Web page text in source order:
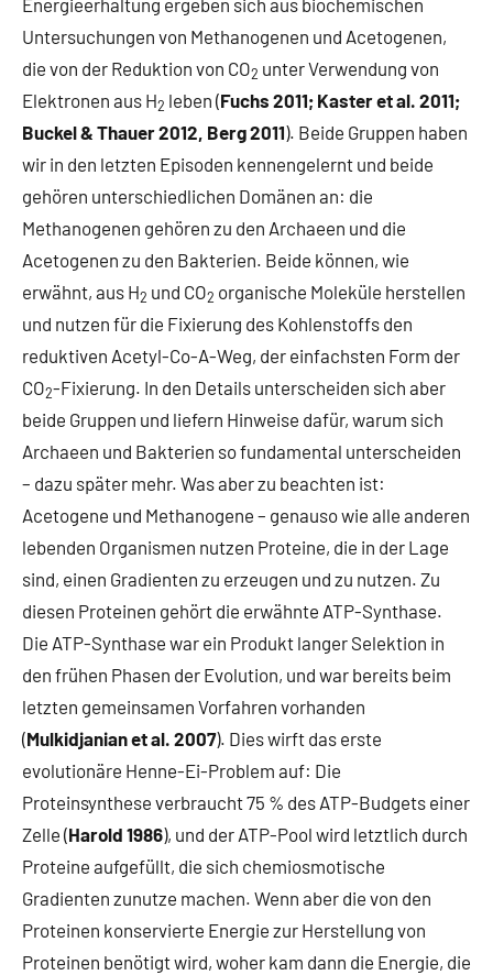
Energieerhaltung ergeben sich aus biochemischen
Untersuchungen von Methanogenen und Acetogenen,
die von der Reduktion von CO2 unter Verwendung von
Elektronen aus H2 leben (Fuchs 2011; Kaster et al. 2011;
Buckel & Thauer 2012, Berg 2011). Beide Gruppen haben
wir in den letzten Episoden kennengelernt und beide
gehören unterschiedlichen Domänen an: die
Methanogenen gehören zu den Archaeen und die
Acetogenen zu den Bakterien. Beide können, wie
erwähnt, aus H2 und CO2 organische Moleküle herstellen
und nutzen für die Fixierung des Kohlenstoffs den
reduktiven Acetyl-Co-A-Weg, der einfachsten Form der
CO2-Fixierung. In den Details unterscheiden sich aber
beide Gruppen und liefern Hinweise dafür, warum sich
Archaeen und Bakterien so fundamental unterscheiden
– dazu später mehr. Was aber zu beachten ist:
Acetogene und Methanogene – genauso wie alle anderen
lebenden Organismen nutzen Proteine, die in der Lage
sind, einen Gradienten zu erzeugen und zu nutzen. Zu
diesen Proteinen gehört die erwähnte ATP-Synthase.
Die ATP-Synthase war ein Produkt langer Selektion in
den frühen Phasen der Evolution, und war bereits beim
letzten gemeinsamen Vorfahren vorhanden
(Mulkidjanian et al. 2007). Dies wirft das erste
evolutionäre Henne-Ei-Problem auf: Die
Proteinsynthese verbraucht 75 % des ATP-Budgets einer
Zelle (Harold 1986), und der ATP-Pool wird letztlich durch
Proteine aufgefüllt, die sich chemiosmotische
Gradienten zunutze machen. Wenn aber die von den
Proteinen konservierte Energie zur Herstellung von
Proteinen benötigt wird, woher kam dann die Energie, die